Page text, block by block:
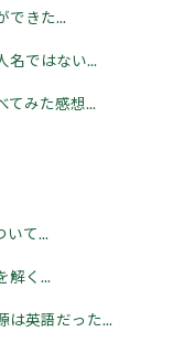
できた...
名ではない...
てみた感想...
いて...
解く...
は英語だった...